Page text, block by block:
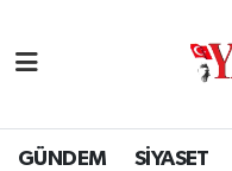
GÜNDEM SİYASET
SİYASET
Yalova Nöbetçi
Yalova Hava